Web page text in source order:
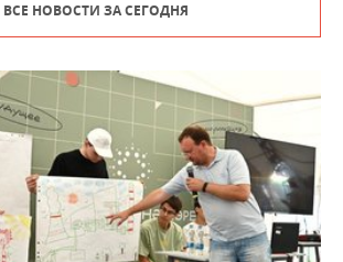
ВСЕ НОВОСТИ ЗА СЕГОДНЯ